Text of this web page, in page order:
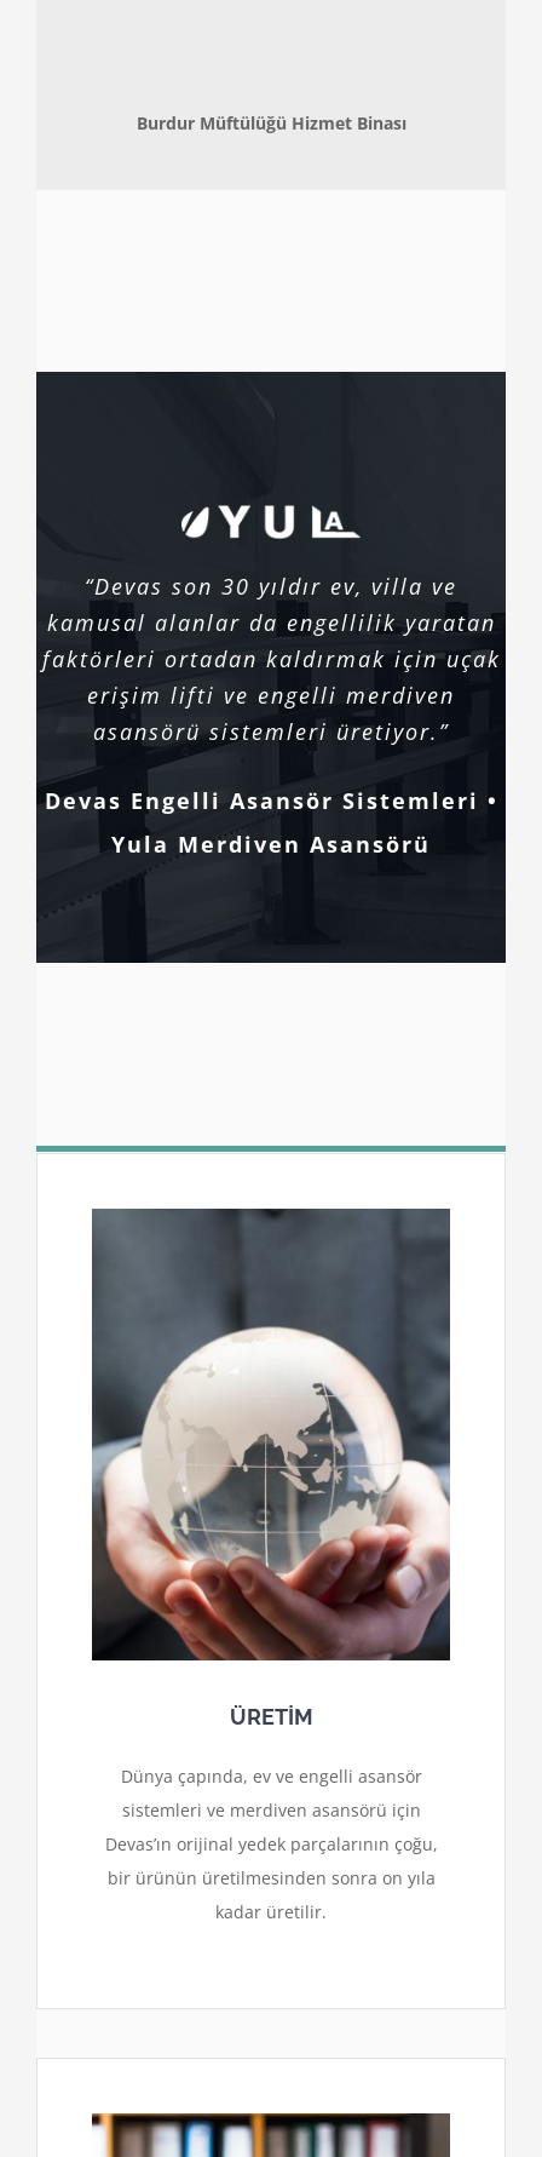
Burdur Müftülüğü Hizmet Binası
“Devas son 30 yıldır ev, villa ve
kamusal alanlar da engellilik yaratan
faktörleri ortadan kaldırmak için uçak
erişim lifti ve engelli merdiven
asansörü sistemleri üretiyor.”
Devas Engelli Asansör Sistemleri •
Yula Merdiven Asansörü
ÜRETİM
Dünya çapında, ev ve engelli asansör
sistemleri ve merdiven asansörü için
Devas’ın orijinal yedek parçalarının çoğu,
bir ürünün üretilmesinden sonra on yıla
kadar üretilir.